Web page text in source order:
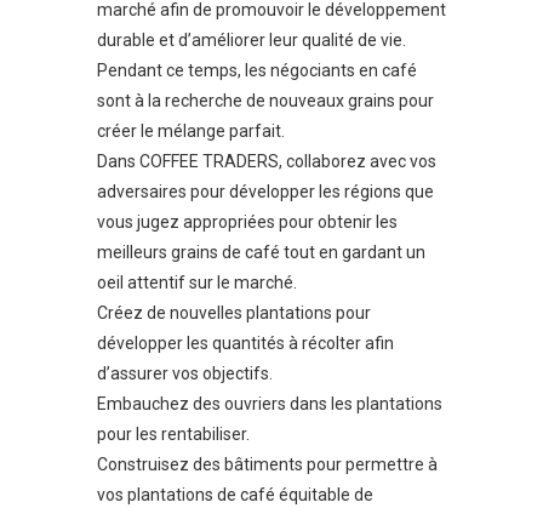
marché afin de promouvoir le développement
durable et d’améliorer leur qualité de vie.
Pendant ce temps, les négociants en café
sont à la recherche de nouveaux grains pour
créer le mélange parfait.
Dans COFFEE TRADERS, collaborez avec vos
adversaires pour développer les régions que
vous jugez appropriées pour obtenir les
meilleurs grains de café tout en gardant un
oeil attentif sur le marché.
Créez de nouvelles plantations pour
développer les quantités à récolter afin
d’assurer vos objectifs.
Embauchez des ouvriers dans les plantations
pour les rentabiliser.
Construisez des bâtiments pour permettre à
vos plantations de café équitable de